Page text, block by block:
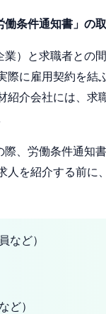
条件通知書」の
）と求職者との
際に雇用契約を
紹介会社には、求
、労働条件通知
人を紹介する前
など）
ど）